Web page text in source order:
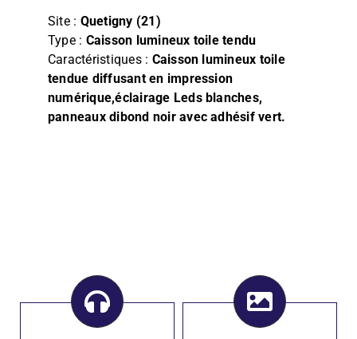
Façade, Store & Eclairage
Site : Quetigny (21)
Type : Caisson lumineux toile tendu
Caractéristiques : Caisson lumineux toile
tendue diffusant en impression
numérique,éclairage Leds blanches,
panneaux dibond noir avec adhésif vert.